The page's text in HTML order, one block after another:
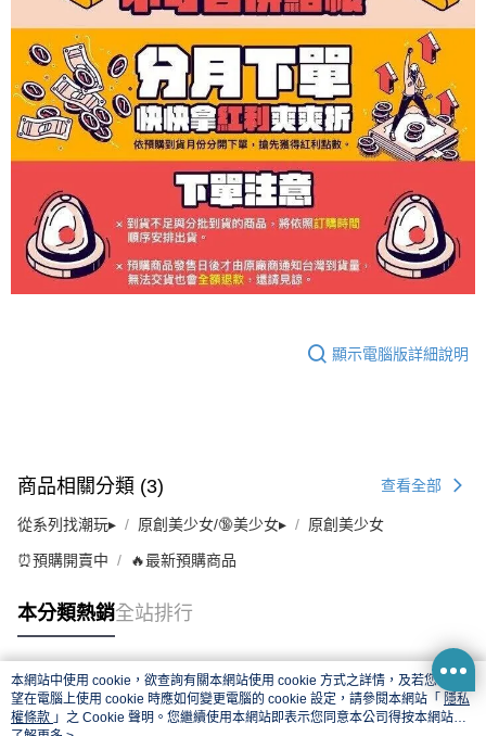
顯示電腦版詳細說明
商品相關分類 (3) 查看全部
從系列找潮玩▸ 原創美少女/🔞美少女▸ 原創美少女
⏰預購開賣中 🔥最新預購商品
本分類熱銷全站排行
熱門標籤
本網站中使用 cookie，欲查詢有關本網站使用 cookie 方式之詳情，及若您不希
望在電腦上使用 cookie 時應如何變更電腦的 cookie 設定，請參閱本網站「 隱私
權條款 」之 Cookie 聲明。您繼續使用本網站即表示您同意本公司得按本網站使